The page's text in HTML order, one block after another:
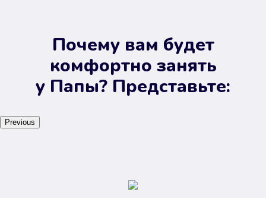
Почему вам будет
комфортно занять
у Папы? Представьте:
Previous